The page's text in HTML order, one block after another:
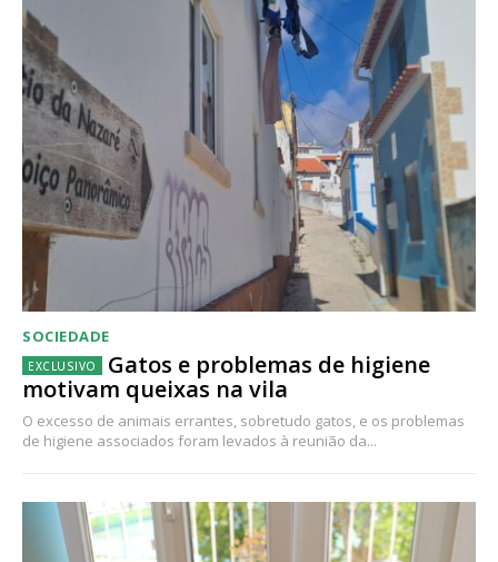
SOCIEDADE
Gatos e problemas de higiene
motivam queixas na vila
O excesso de animais errantes, sobretudo gatos, e os problemas
de higiene associados foram levados à reunião da...